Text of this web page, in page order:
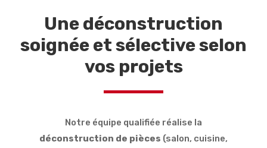
Une déconstruction
soignée et sélective selon
vos projets
Notre équipe qualifiée réalise la
déconstruction de pièces (salon, cuisine,